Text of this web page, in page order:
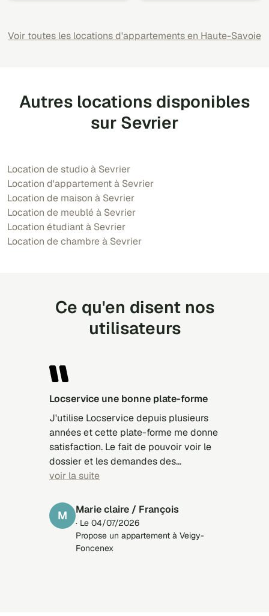
Voir toutes les locations d'appartements en Haute-Savoie
Autres locations disponibles
sur Sevrier
Location de studio à Sevrier
Location d'appartement à Sevrier
Location de maison à Sevrier
Location de meublé à Sevrier
Location étudiant à Sevrier
Location de chambre à Sevrier
Ce qu'en disent nos
utilisateurs
locservice une bonne plate-forme
J'utilise Locservice depuis plusieurs
années et cette plate-forme me donne
satisfaction. Le fait de pouvoir voir le
dossier et les demandes des
candidats est très intéressant. Je
avec Locservice qu'avec des plate-
formes payantes.
voir la suite
M Marie claire / François
· Le 04/07/2026
Propose un appartement à Veigy-
Foncenex